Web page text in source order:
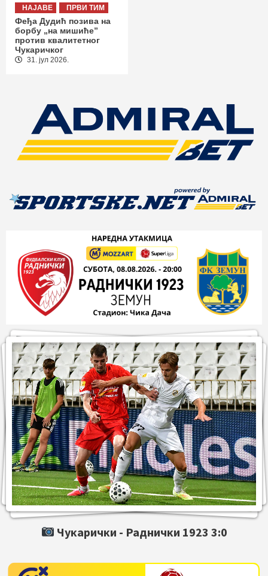
НАЈАВЕ ПРВИ ТИМ
Феђа Дудић позива на
борбу „на мишиће”
против квалитетног
Чукаричког
31. јул 2026.
Чукарички - Раднички 1923 3:0